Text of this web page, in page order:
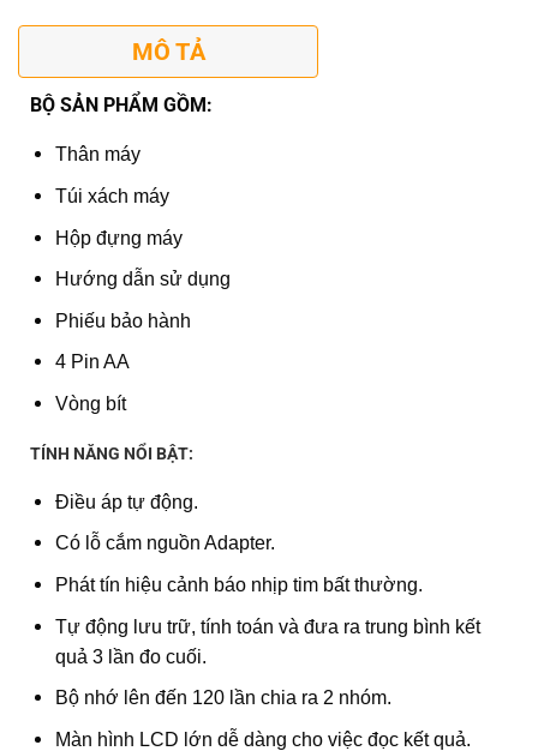
MÔ TẢ
BỘ SẢN PHẨM GỒM:
Thân máy
Túi xách máy
Hộp đựng máy
Hướng dẫn sử dụng
Phiếu bảo hành
4 Pin AA
Vòng bít
TÍNH NĂNG NỔI BẬT:
Điều áp tự động.
Có lỗ cắm nguồn Adapter.
Phát tín hiệu cảnh báo nhịp tim bất thường.
Tự động lưu trữ, tính toán và đưa ra trung bình kết
quả 3 lần đo cuối.
Bộ nhớ lên đến 120 lần chia ra 2 nhóm.
Màn hình LCD lớn dễ dàng cho việc đọc kết quả.